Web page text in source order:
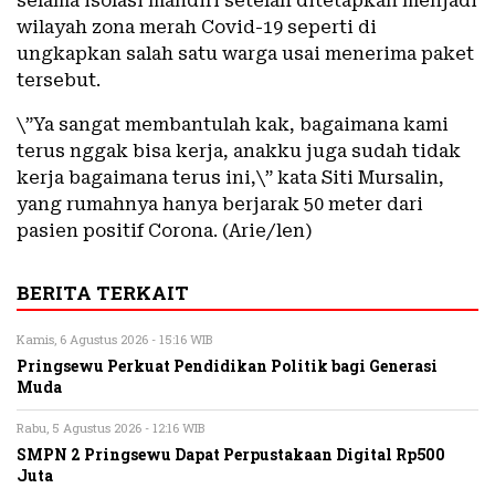
wilayah zona merah Covid-19 seperti di
ungkapkan salah satu warga usai menerima paket
tersebut.
\”Ya sangat membantulah kak, bagaimana kami
terus nggak bisa kerja, anakku juga sudah tidak
kerja bagaimana terus ini,\” kata Siti Mursalin,
yang rumahnya hanya berjarak 50 meter dari
pasien positif Corona. (Arie/len)
BERITA TERKAIT
Kamis, 6 Agustus 2026 - 15:16 WIB
Pringsewu Perkuat Pendidikan Politik bagi Generasi
Muda
Rabu, 5 Agustus 2026 - 12:16 WIB
SMPN 2 Pringsewu Dapat Perpustakaan Digital Rp500
Juta